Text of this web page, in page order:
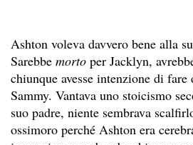
Ashton voleva davvero bene alla
Sarebbe morto per Jacklyn,
chiunque avesse intenzione di
Sammy. Vantava uno stoicismo
suo padre, niente sembrava
ossimoro perché Ashton era